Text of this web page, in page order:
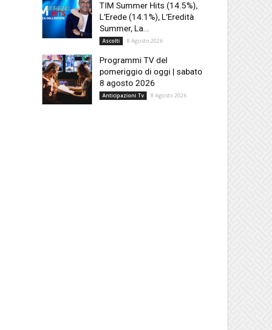
TIM Summer Hits (14.5%),
L’Erede (14.1%), L’Eredità
Summer, La...
Ascolti 8 Agosto 2026
Programmi TV del
pomeriggio di oggi | sabato
8 agosto 2026
Anticipazioni Tv 8 Agosto 2026